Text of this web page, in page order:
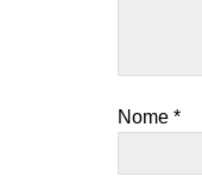
Nome *